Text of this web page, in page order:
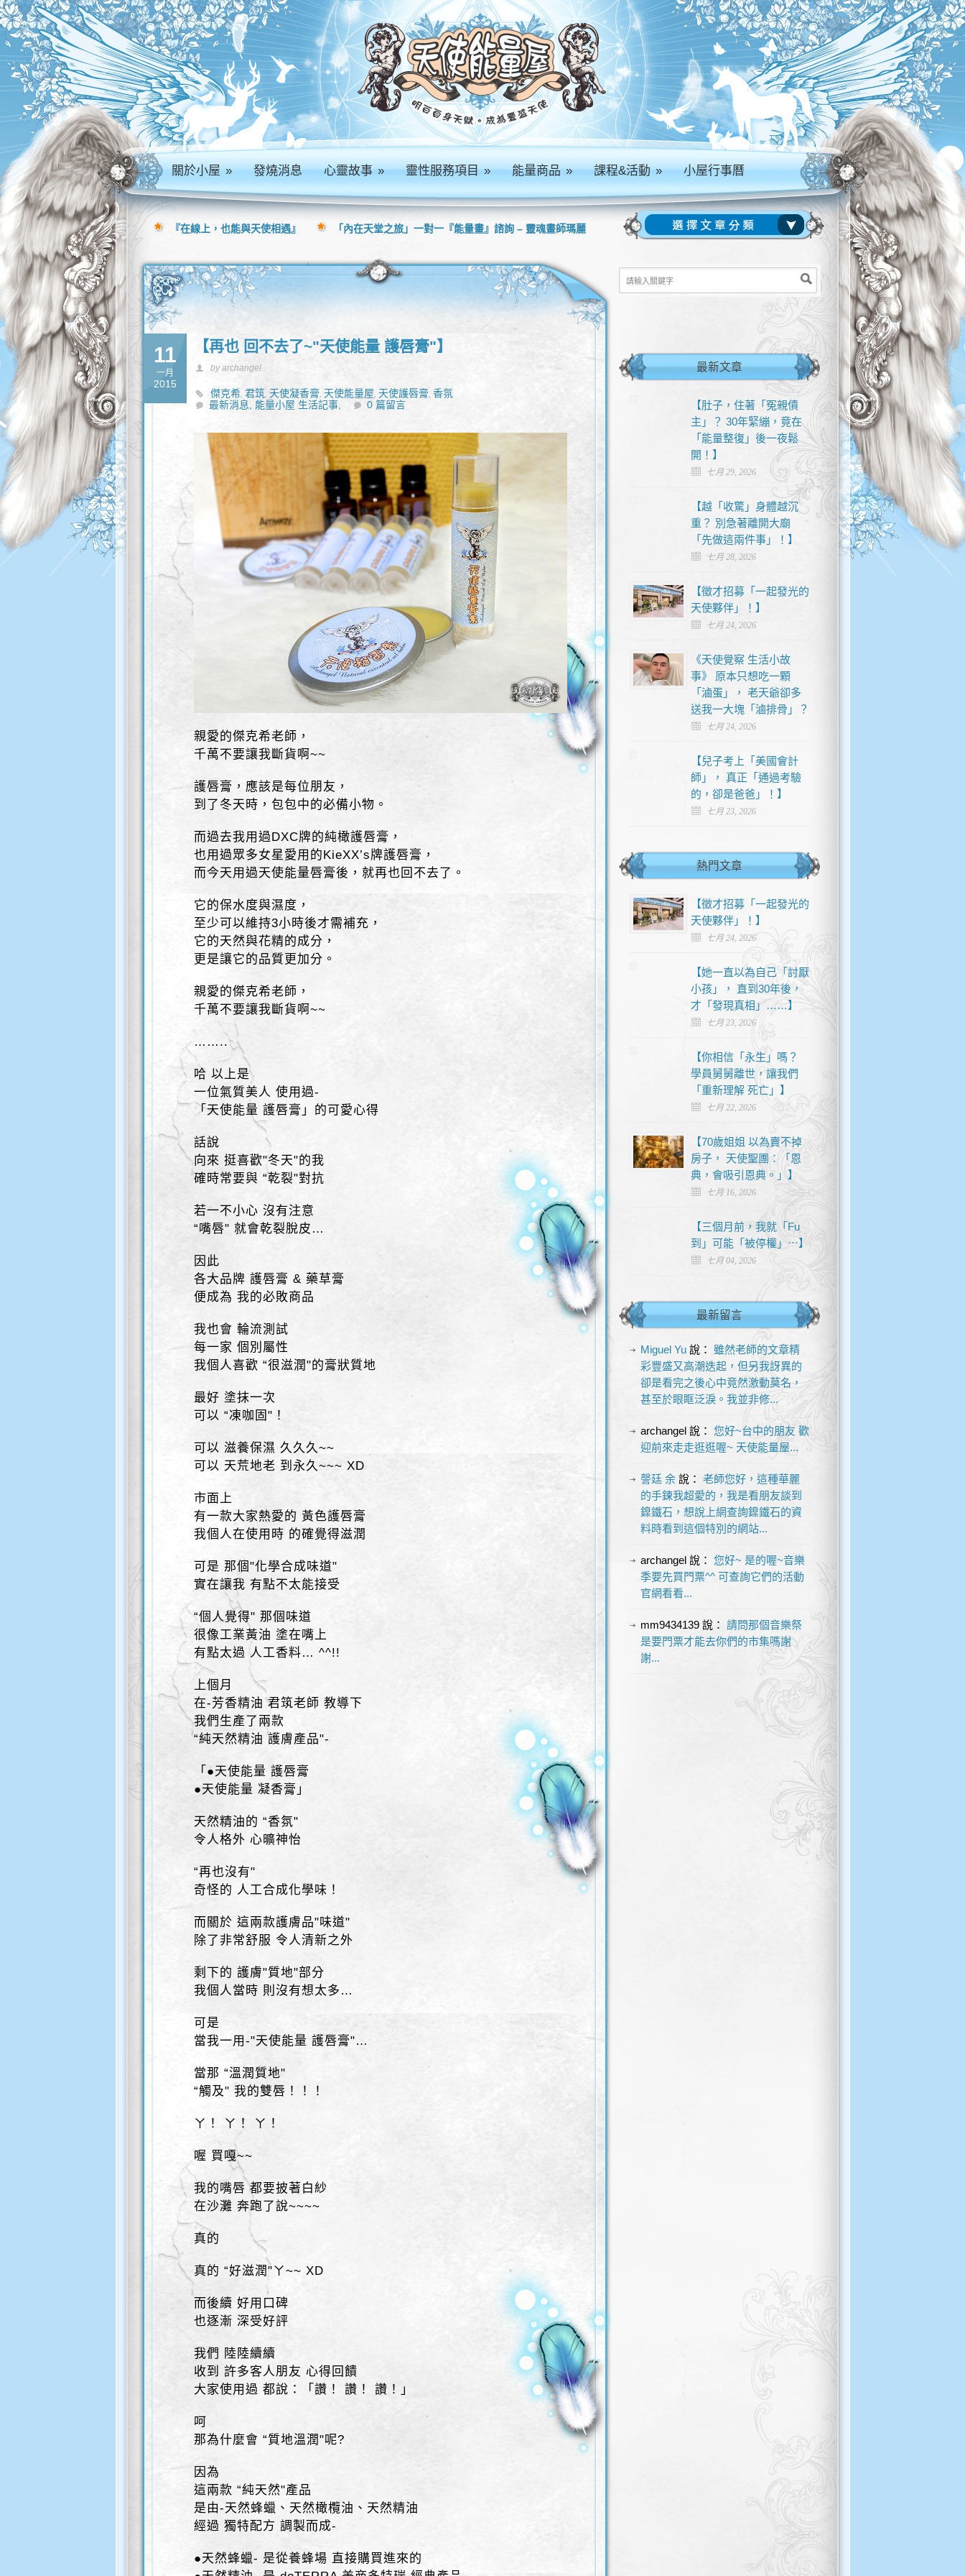
關於小屋» 發燒消息 心靈故事» 靈性服務項目» 能量商品» 課程&活動» 小屋行事曆
11
一月
2015
【再也 回不去了~"天使能量 護唇膏"】
by archangel
傑克希, 君筑, 天使凝香膏, 天使能量屋, 天使護唇膏, 香氛
最新消息, 能量小屋 生活記事, 0 篇留言
親愛的傑克希老師，
千萬不要讓我斷貨啊~~
護唇膏，應該是每位朋友，
到了冬天時，包包中的必備小物。
而過去我用過DXC牌的純橄護唇膏，
也用過眾多女星愛用的KieXX’s牌護唇膏，
而今天用過天使能量唇膏後，就再也回不去了。
它的保水度與濕度，
至少可以維持3小時後才需補充，
它的天然與花精的成分，
更是讓它的品質更加分。
親愛的傑克希老師，
千萬不要讓我斷貨啊~~
……..
哈 以上是
一位氣質美人 使用過-
「天使能量 護唇膏」的可愛心得
話說
向來 挺喜歡"冬天"的我
確時常要與 “乾裂"對抗
若一不小心 沒有注意
“嘴唇" 就會乾裂脫皮…
因此
各大品牌 護唇膏 & 藥草膏
便成為 我的必敗商品
我也會 輪流測試
每一家 個別屬性
我個人喜歡 “很滋潤"的膏狀質地
最好 塗抹一次
可以 “凍咖固"！
可以 滋養保濕 久久久~~
可以 天荒地老 到永久~~~ XD
市面上
有一款大家熱愛的 黃色護唇膏
我個人在使用時 的確覺得滋潤
可是 那個"化學合成味道"
實在讓我 有點不太能接受
“個人覺得" 那個味道
很像工業黃油 塗在嘴上
有點太過 人工香料… ^^!!
上個月
在-芳香精油 君筑老師 教導下
我們生產了兩款
“純天然精油 護膚產品"-
「●天使能量 護唇膏
●天使能量 凝香膏」
天然精油的 “香氛"
令人格外 心曠神怡
“再也沒有"
奇怪的 人工合成化學味！
而關於 這兩款護膚品"味道"
除了非常舒服 令人清新之外
剩下的 護膚"質地"部分
我個人當時 則沒有想太多…
可是
當我一用-"天使能量 護唇膏"…
當那 “溫潤質地"
“觸及" 我的雙唇！！！
ㄚ！ ㄚ！ ㄚ！
喔 買嘎~~
我的嘴唇 都要披著白紗
在沙灘 奔跑了說~~~~
真的
真的 “好滋潤"ㄚ~~ XD
而後續 好用口碑
也逐漸 深受好評
我們 陸陸續續
收到 許多客人朋友 心得回饋
大家使用過 都說：「讚！ 讚！ 讚！」
呵
那為什麼會 “質地溫潤"呢?
因為
這兩款 “純天然"產品
是由-天然蜂蠟、天然橄欖油、天然精油
經過 獨特配方 調製而成-
●天然蜂蠟- 是從養蜂場 直接購買進來的
最新文章
【肚子，住著「冤親債
主」？ 30年緊繃，竟在
「能量整復」後一夜鬆
開！】
七月 29, 2026
【越「收驚」身體越沉
重？ 別急著離開大廟
「先做這兩件事」！】
七月 28, 2026
【徵才招募「一起發光的
天使夥伴」！】
七月 24, 2026
《天使覺察 生活小故
事》 原本只想吃一顆
「滷蛋」， 老天爺卻多
送我一大塊「滷排骨」？
七月 24, 2026
【兒子考上「美國會計
師」， 真正「通過考驗
的，卻是爸爸」！】
七月 23, 2026
熱門文章
【徵才招募「一起發光的
天使夥伴」！】
七月 24, 2026
【她一直以為自己「討厭
小孩」， 直到30年後，
才「發現真相」……】
七月 23, 2026
【你相信「永生」嗎？
學員舅舅離世，讓我們
「重新理解 死亡」】
七月 22, 2026
【70歲姐姐 以為賣不掉
房子， 天使聖團：「恩
典，會吸引恩典。」】
七月 16, 2026
【三個月前，我就「Fu
到」可能「被停權」⋯】
七月 04, 2026
最新留言
Miguel Yu說： 雖然老師的文章精
彩豐盛又高潮迭起，但另我訝異的
卻是看完之後心中竟然激動莫名，
甚至於眼眶泛淚。我並非修...
archangel說： 您好~台中的朋友 歡
迎前來走走逛逛喔~ 天使能量屋...
謦廷 余說： 老師您好，這種華麗
的手鍊我超愛的，我是看朋友談到
鎳鐵石，想說上網查詢鎳鐵石的資
料時看到這個特別的網站...
archangel說： 您好~ 是的喔~音樂
季要先買門票^^ 可查詢它們的活動
官網看看...
mm9434139說： 請問那個音樂祭
是要門票才能去你們的市集嗎謝
謝...
『在線上，也能與天使相遇』 「內在天堂之旅」一對一『能量畫』諮詢 – 靈魂畫師瑪麗